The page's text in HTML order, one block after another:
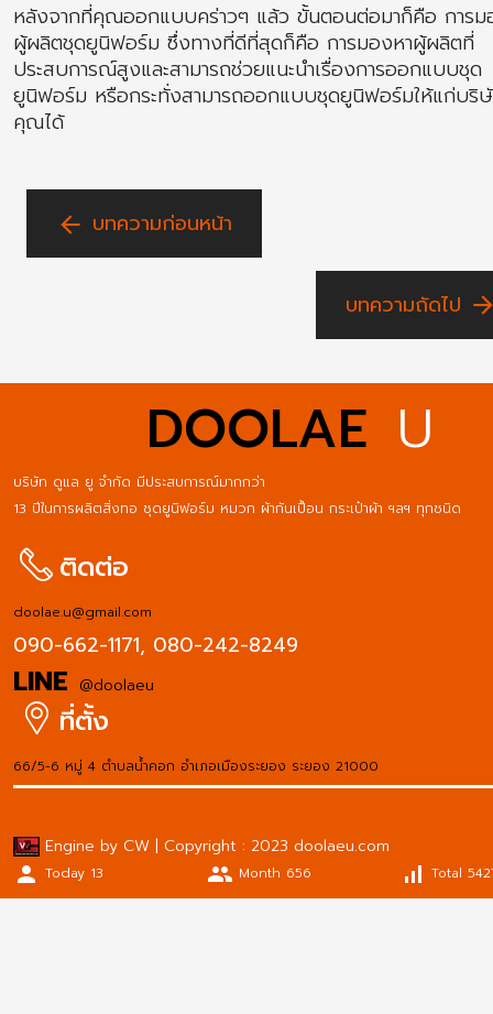
หลังจากที่คุณออกแบบคร่าวๆ แล้ว ขั้นตอนต่อมาก็คือ การม
ผู้ผลิตชุดยูนิฟอร์ม ซึ่งทางที่ดีที่สุดก็คือ การมองหาผู้ผลิตที่
ประสบการณ์สูงและสามารถช่วยแนะนำเรื่องการออกแบบชุด
ยูนิฟอร์ม หรือกระทั่งสามารถออกแบบชุดยูนิฟอร์มให้แก่บริ
คุณได้
arrow_back บทความก่อนหน้า
บทความถัดไป
DOOLAE U
บริษัท ดูแล ยู จำกัด มีประสบการณ์มากกว่า
13 ปีในการผลิตสิ่งทอ ชุดยูนิฟอร์ม หมวก ผ้ากันเปื้อน กระเป๋าผ้า ฯลฯ ทุกชนิด
ติดต่อ
doolae.u@gmail.com
090-662-1171, 080-242-8249
LINE @doolaeu
ที่ตั้ง
66/5-6 หมู่ 4 ตำบลน้ำคอก อำเภอเมืองระยอง ระยอง 21000
Engine by CW | Copyright : 2023 doolaeu.com
person Today 13 people Month 656 signal_cellular_alt Total